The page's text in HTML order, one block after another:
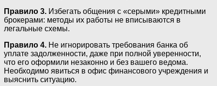
Правило 3. Избегать общения с «серыми» кредитными
брокерами: методы их работы не вписываются в
легальные схемы.
Правило 4. Не игнорировать требования банка об
уплате задолженности, даже при полной уверенности,
что его оформили незаконно и без вашего ведома.
Необходимо явиться в офис финансового учреждения и
выяснить ситуацию.